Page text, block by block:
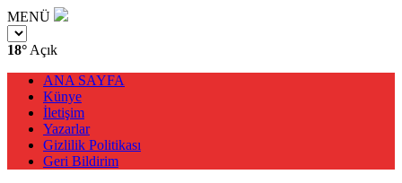
MENÜ
18° Açık
ANA SAYFA
Künye
İletişim
Yazarlar
Gizlilik Politikası
Geri Bildirim